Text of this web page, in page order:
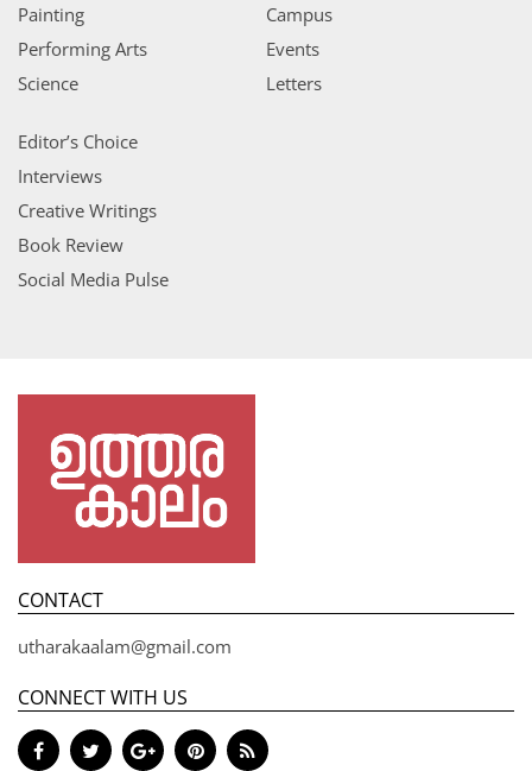
Painting
Performing Arts
Science
Campus
Events
Letters
Editor’s Choice
Interviews
Creative Writings
Book Review
Social Media Pulse
CONTACT
utharakaalam@gmail.com
CONNECT WITH US